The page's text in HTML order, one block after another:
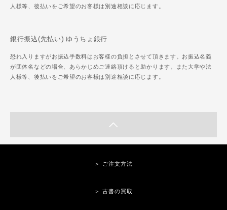
人様等、後払いをご希望のお客様は別途相談に応じます。
銀行振込(先払い) ゆうちょ銀行
恐れ入りますがお振込手数料はお客様の負担とさせて頂きます。お振込名義
が団体名などの場合、あらかじめご連絡頂けると助かります。また大学や法
人様等、後払いをご希望のお客様は別途相談に応じます。
＞ ご注文方法
＞ 古書の買取